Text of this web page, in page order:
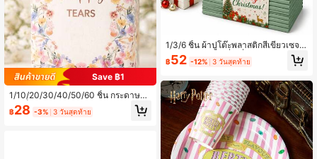
Save ฿1
1/10/20/30/40/50/60 ชิ้น กระดาษทิ
ชชู่เช็ดหน้าแบบนุ่ม ลายดอกไม้สีชมพู
"น้ำตาแห่งความสุข" เหมาะสำหรับงาน
฿28 -3% 3 วันสุดท้าย
1/3/6 ชิ้น ผ้าปูโต๊ะพลาสติกสีเขียวเซจ เ
หมาะสำหรับโต๊ะสี่เหลี่ยมผืนผ้า ผ้าปูโต๊ะ
ใช้แล้วทิ้งสีเขียวอ่อน ผ้าปูโต๊ะสีเขียวเซ
าน ตกแต่งปาร์ตี้ 54 X 108 นิ้ว
฿52 -12% 3 วันสุดท้าย